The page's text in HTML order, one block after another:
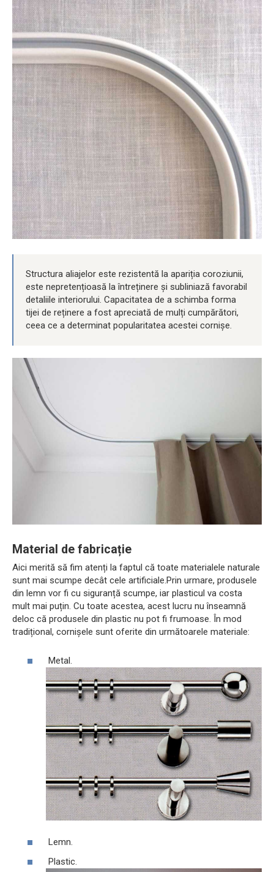
Structura aliajelor este rezistentă la apariția coroziunii,
este nepretențioasă la întreținere și subliniază favorabil
detaliile interiorului. Capacitatea de a schimba forma
tijei de reținere a fost apreciată de mulți cumpărători,
ceea ce a determinat popularitatea acestei cornișe.
Material de fabricație
Aici merită să fim atenți la faptul că toate materialele naturale
sunt mai scumpe decât cele artificiale.Prin urmare, produsele
din lemn vor fi cu siguranță scumpe, iar plasticul va costa
mult mai puțin. Cu toate acestea, acest lucru nu înseamnă
deloc că produsele din plastic nu pot fi frumoase. În mod
tradițional, cornișele sunt oferite din următoarele materiale:
Metal.
Lemn.
Plastic.